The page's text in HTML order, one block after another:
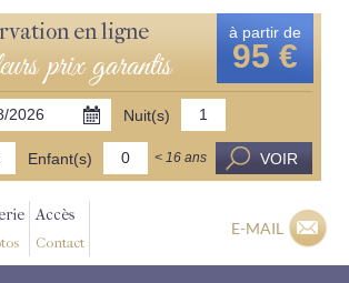
en ligne
prix garantis
à partir de
95 €
Nuit(s)
Enfant(s) < 16 ans VOIR
Accès
Contact
E-MAIL